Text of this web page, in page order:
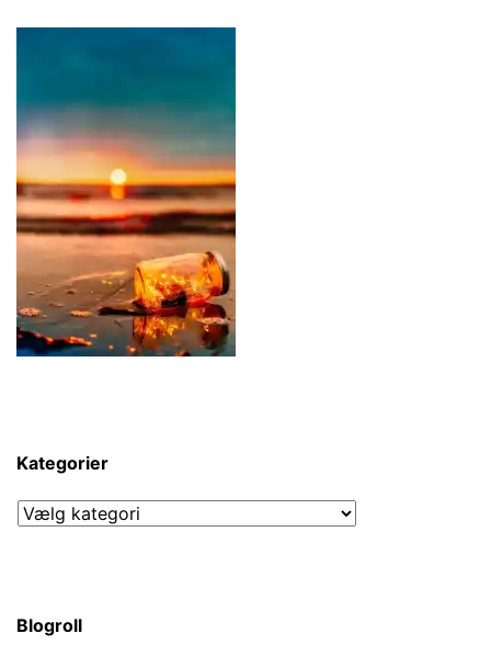
Kategorier
Kategorier
Blogroll